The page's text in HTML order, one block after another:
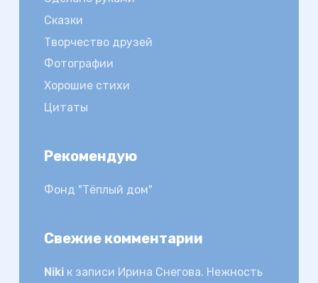
Сказки
Творчество друзей
Фотографии
Хорошие стихи
Цитаты
Рекомендую
Фонд "Тёплый дом"
Свежие комментарии
Nikiк записи Ирина Снегова. Нежность